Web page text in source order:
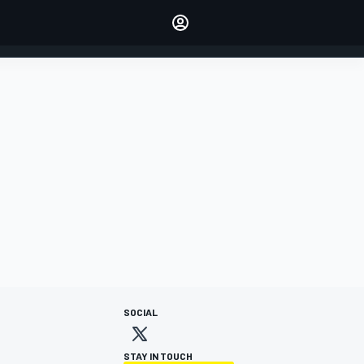
ACCEDI
SOCIAL
STAY IN TOUCH